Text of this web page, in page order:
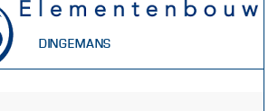
DINGEMANS